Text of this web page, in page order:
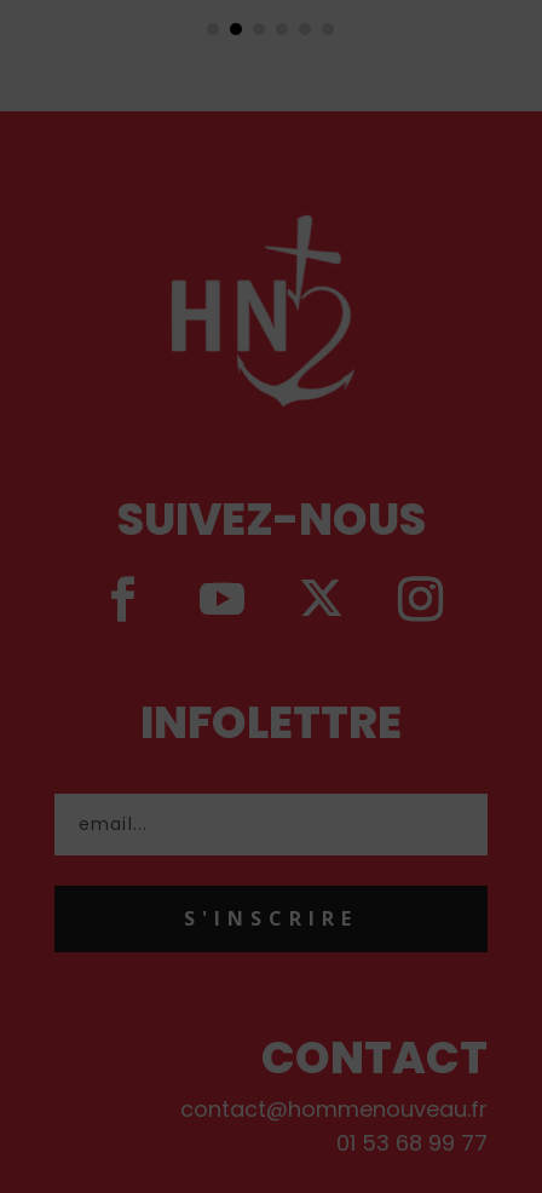
assimiler nos lectures, au rythme des loisirs qui
SUIVEZ-NOUS
INFOLETTRE
S'INSCRIRE
CONTACT
contact@hommenouveau.fr
01 53 68 99 77